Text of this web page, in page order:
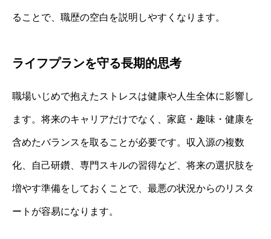
ることで、職歴の空白を説明しやすくなります。
ライフプランを守る長期的思考
職場いじめで抱えたストレスは健康や人生全体に影響し
ます。将来のキャリアだけでなく、家庭・趣味・健康を
含めたバランスを取ることが必要です。収入源の複数
化、自己研鑽、専門スキルの習得など、将来の選択肢を
増やす準備をしておくことで、最悪の状況からのリスタ
ートが容易になります。